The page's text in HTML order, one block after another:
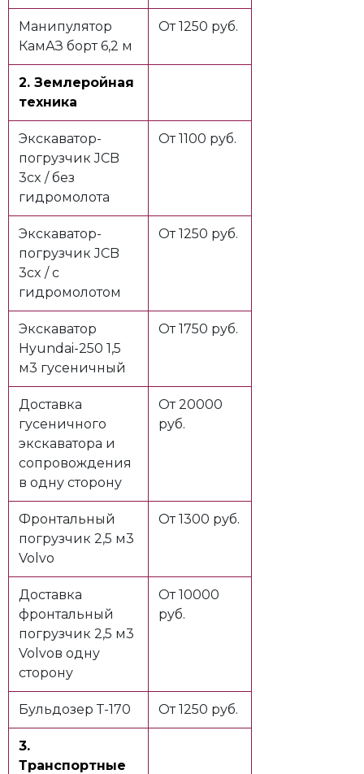
Манипулятор
КамАЗ борт 6,2 м
От 1250 руб.
2. Землеройная
техника
Экскаватор-
погрузчик JCB
3cx / без
гидромолота
От 1100 руб.
Экскаватор-
погрузчик JCB
3cx / с
гидромолотом
От 1250 руб.
Экскаватор
Hyundai-250 1,5
м3 гусеничный
От 1750 руб.
Доставка
гусеничного
экскаватора и
сопровождения
в одну сторону
От 20000
руб.
Фронтальный
погрузчик 2,5 м3
Volvo
От 1300 руб.
Доставка
фронтальный
погрузчик 2,5 м3
Volvoв одну
сторону
От 10000
руб.
Бульдозер Т-170 От 1250 руб.
3.
Транспортные